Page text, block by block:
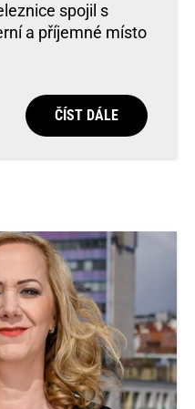
spojil s
a příjemné místo
ČÍST DÁLE